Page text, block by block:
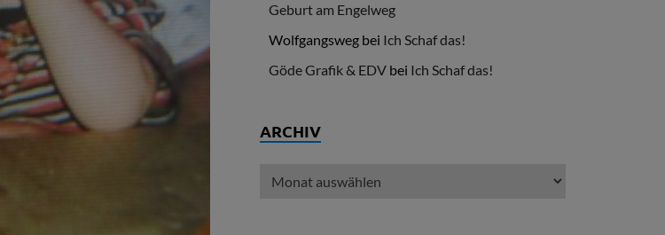
Geburt am Engelweg
Wolfgangsweg bei Ich Schaf das!
Göde Grafik & EDV bei Ich Schaf das!
ARCHIV